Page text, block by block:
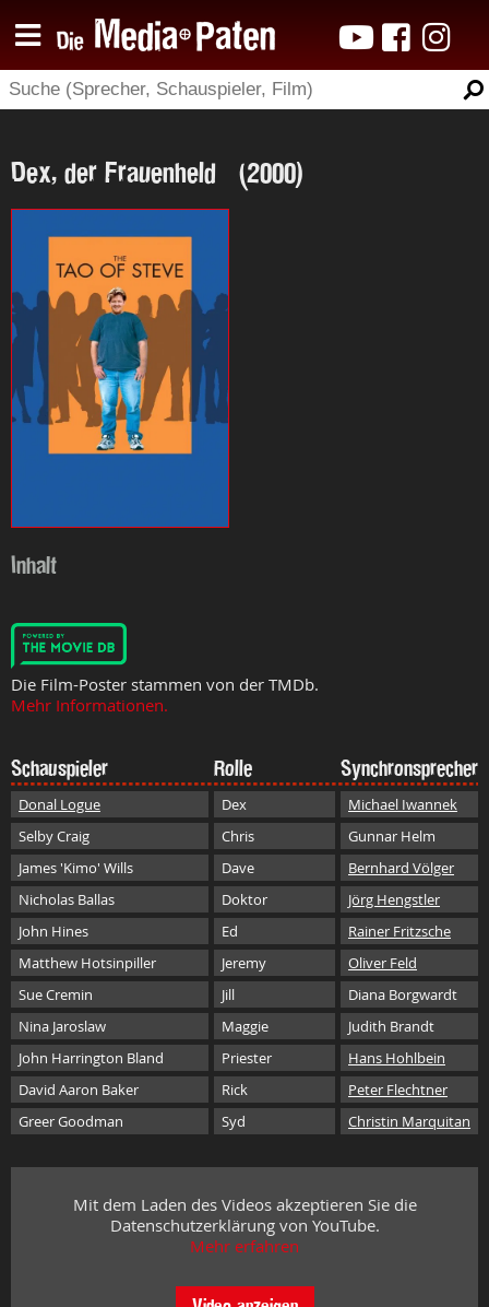
Dex, der Frauenheld (2000)
Inhalt
Die Film-Poster stammen von der TMDb.
Mehr Informationen.
Schauspieler Rolle Synchronsprecher
Donal Logue Dex
Michael Iwannek
Selby Craig
Chris
Gunnar Helm
James 'Kimo' Wills
Dave
Bernhard Völger
Nicholas Ballas
Doktor
Jörg Hengstler
John Hines
Ed
Rainer Fritzsche
Matthew Hotsinpiller
Jeremy
Oliver Feld
Sue Cremin
Jill
Diana Borgwardt
Nina Jaroslaw
Maggie
Judith Brandt
John Harrington Bland
Priester
Hans Hohlbein
David Aaron Baker
Rick
Peter Flechtner
Greer Goodman
Syd Christin Marquitan
Mit dem Laden des Videos akzeptieren Sie die
Datenschutzerklärung von YouTube.
Mehr erfahren